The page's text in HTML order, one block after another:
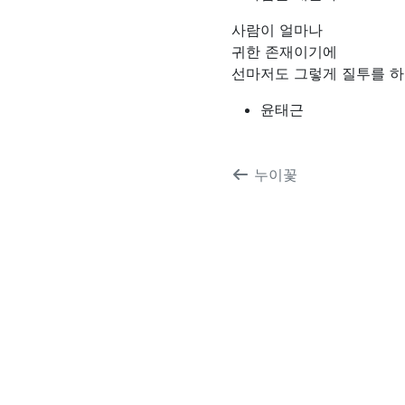
사람이 얼마나
귀한 존재이기에
선마저도 그렇게 질투를
윤태근
누이꽃